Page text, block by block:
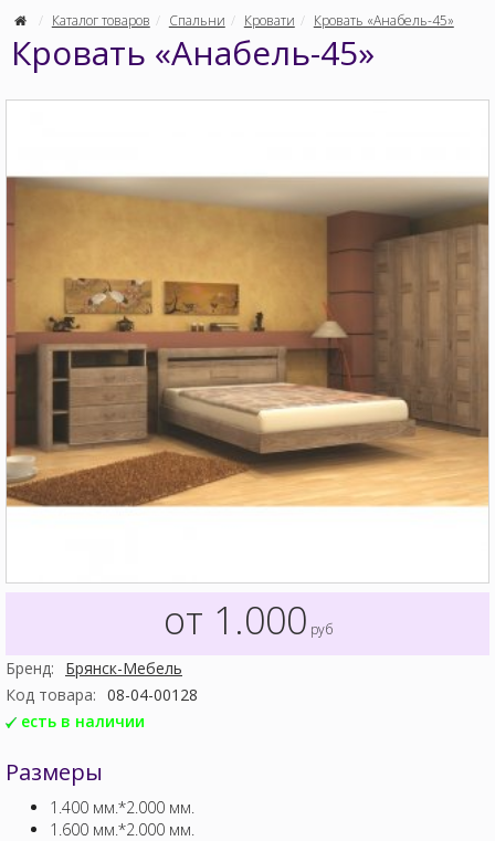
Каталог товаров Спальни Кровати Кровать «Анабель-45»
Кровать «Анабель-45»
от 1.000 руб
Бренд:
Брянск-Мебель
Код товара: 08-04-00128
есть в наличии
Размеры
1.400 мм.*2.000 мм.
1.600 мм.*2.000 мм.